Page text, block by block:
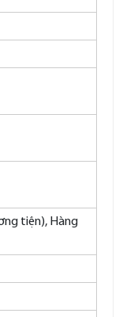
tiện), Hàng